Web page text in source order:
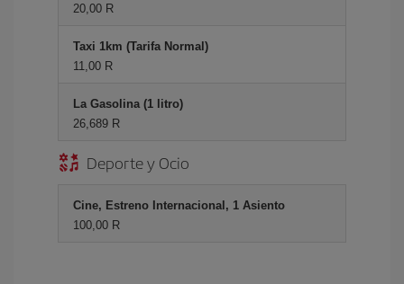
20,00 R
Taxi 1km (Tarifa Normal)
11,00 R
La Gasolina (1 litro)
26,689 R
Deporte y Ocio
Cine, Estreno Internacional, 1 Asiento
100,00 R